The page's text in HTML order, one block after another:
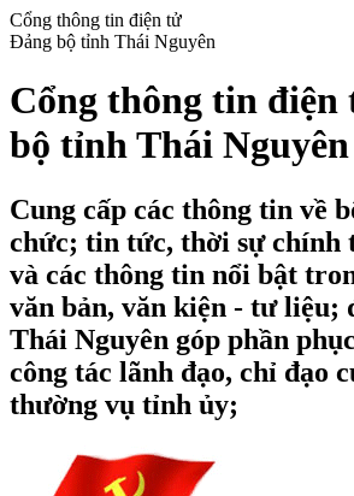
Cổng thông tin điện tử
Đảng bộ tỉnh Thái Nguyên
Cổng thông tin
bộ tỉnh Thái Nguyên
Cung cấp các thông tin về
chức; tin tức, thời sự
và các thông tin nổi bật
văn bản, văn kiện - tư liệu;
Thái Nguyên góp phần
công tác lãnh đạo, chỉ đạo
thường vụ tỉnh ủy;